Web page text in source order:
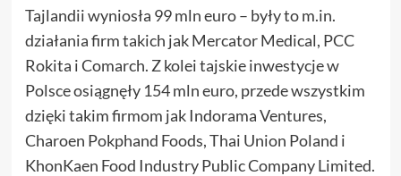
Tajlandii wyniosła 99 mln euro – były to m.in.
działania firm takich jak Mercator Medical, PCC
Rokita i Comarch. Z kolei tajskie inwestycje w
Polsce osiągnęły 154 mln euro, przede wszystkim
dzięki takim firmom jak Indorama Ventures,
Charoen Pokphand Foods, Thai Union Poland i
KhonKaen Food Industry Public Company Limited.